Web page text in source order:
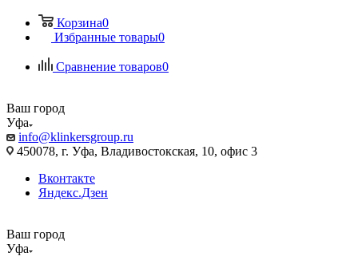
Корзина0
Избранные товары0
Сравнение товаров0
Ваш город
Уфа
info@klinkersgroup.ru
450078, г. Уфа, Владивостокская, 10, офис 3
Вконтакте
Яндекс.Дзен
Ваш город
Уфа